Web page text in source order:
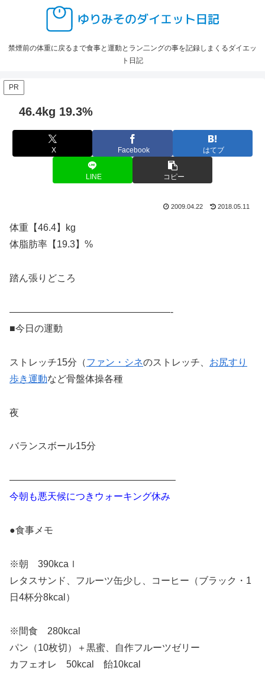
禁煙前の体重に戻るまで食事と運動とラン二ングの事を記録しまくるダイエッ
ト日記
PR
46.4kg 19.3%
X Facebook はてブ
LINE コピー
2009.04.22 2018.05.11
体重【46.4】kg
体脂肪率【19.3】%
踏ん張りどころ
—————————————————-
■今日の運動
ストレッチ15分（ファン・シネのストレッチ、 お尻すり
歩き運動など骨盤体操各種
夜
バランスボール15分
—————————————————–
今朝も悪天候につきウォーキング休み
●食事メモ
※朝 390kcaｌ
レタスサンド、フルーツ缶少し、コーヒー（ブラック・1
日4杯分8kcal）
※間食 280kcal
パン（10枚切）＋黒蜜、自作フルーツゼリー
カフェオレ 50kcal 飴10kcal